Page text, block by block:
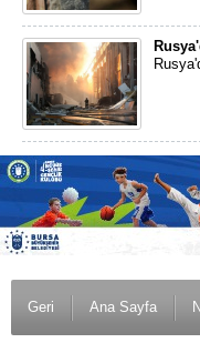
Geri Ana Sayfa